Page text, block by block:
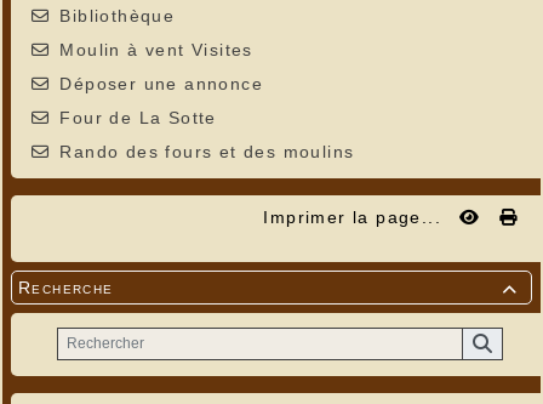
Bibliothèque
Moulin à vent Visites
Déposer une annonce
Four de La Sotte
Rando des fours et des moulins
Imprimer la page...

Recherche